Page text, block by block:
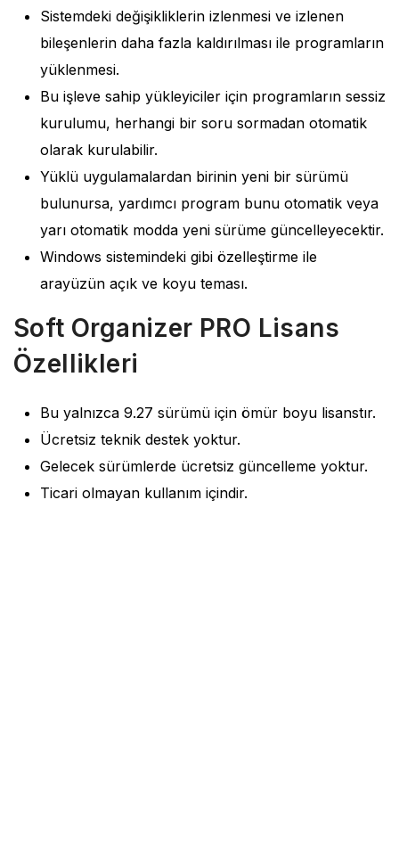
Sistemdeki değişikliklerin izlenmesi ve izlenen
bileşenlerin daha fazla kaldırılması ile programların
yüklenmesi.
Bu işleve sahip yükleyiciler için programların sessiz
kurulumu, herhangi bir soru sormadan otomatik
olarak kurulabilir.
Yüklü uygulamalardan birinin yeni bir sürümü
bulunursa, yardımcı program bunu otomatik veya
yarı otomatik modda yeni sürüme güncelleyecektir.
Windows sistemindeki gibi özelleştirme ile
arayüzün açık ve koyu teması.
Soft Organizer PRO Lisans
Özellikleri
Bu yalnızca 9.27 sürümü için ömür boyu lisanstır.
Ücretsiz teknik destek yoktur.
Gelecek sürümlerde ücretsiz güncelleme yoktur.
Ticari olmayan kullanım içindir.